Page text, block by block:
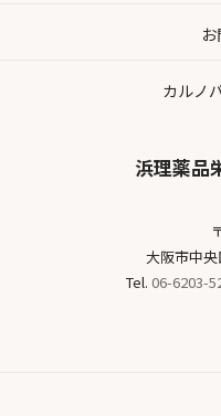
浜理薬品
大阪市中
Tel. 06-6203-
カルノ